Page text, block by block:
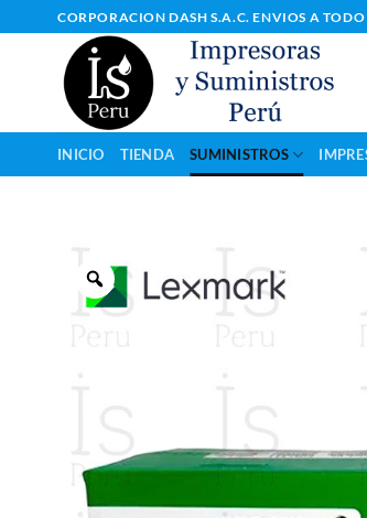
al
contenido
CORPORACION DASH S.A.C. ENVIOS A TODO
INICIO TIENDA SUMINISTROS
Zoom